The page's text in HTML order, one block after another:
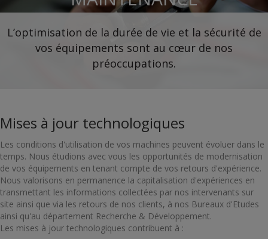
L’optimisation de la durée de vie et la sécurité de
vos équipements sont au cœur de nos
préoccupations.
Mises à jour technologiques
Les conditions d'utilisation de vos machines peuvent évoluer dans le
temps. Nous étudions avec vous les opportunités de modernisation
de vos équipements en tenant compte de vos retours d'expérience.
Nous valorisons en permanence la capitalisation d'expériences en
transmettant les informations collectées par nos intervenants sur
site ainsi que via les retours de nos clients, à nos Bureaux d'Etudes
ainsi qu'au département Recherche & Développement.
Les mises à jour technologiques contribuent à :